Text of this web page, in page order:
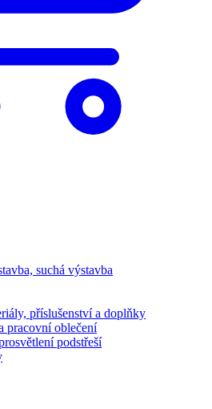
suchá výstavba
příslušenství a doplňky
pracovní oblečení
podstřeší